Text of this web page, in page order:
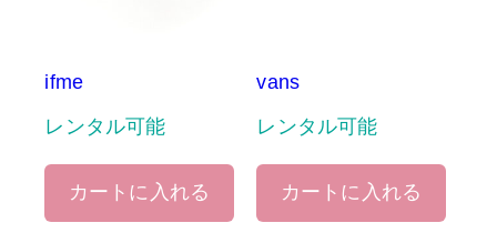
ifme
レンタル可能
カートに入れる
vans
レンタル可能
カートに入れる